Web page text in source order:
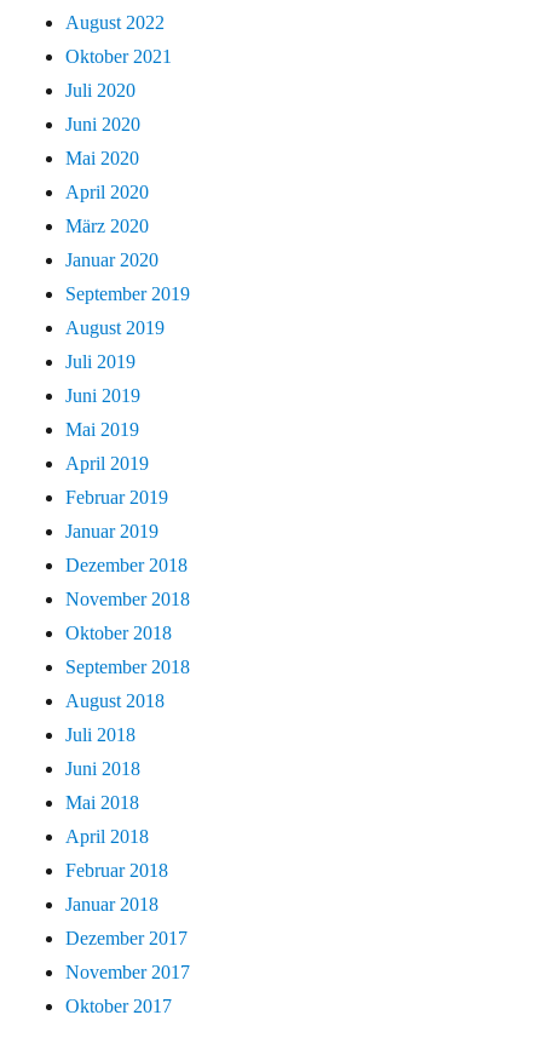
August 2022
Oktober 2021
Juli 2020
Juni 2020
Mai 2020
April 2020
März 2020
Januar 2020
September 2019
August 2019
Juli 2019
Juni 2019
Mai 2019
April 2019
Februar 2019
Januar 2019
Dezember 2018
November 2018
Oktober 2018
September 2018
August 2018
Juli 2018
Juni 2018
Mai 2018
April 2018
Februar 2018
Januar 2018
Dezember 2017
November 2017
Oktober 2017